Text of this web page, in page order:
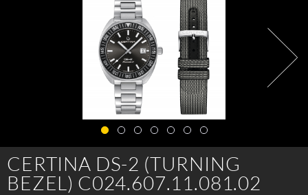
CERTINA DS-2 (TURNING
BEZEL) C024.607.11.081.02